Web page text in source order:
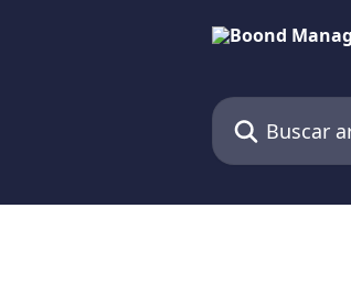
Buscar artículos...